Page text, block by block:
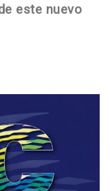
este nuevo